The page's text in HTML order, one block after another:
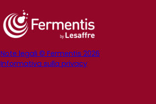
Note legali © Fermentis 2026
Informativa sulla privacy